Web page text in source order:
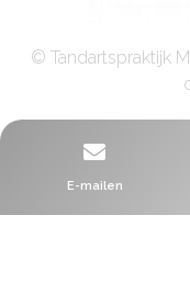
© Tandartspraktijk
E-mailen